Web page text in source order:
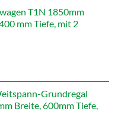
T1N 1850mm
mm Tiefe, mit 2
Grundregal
Breite, 600mm Tiefe,